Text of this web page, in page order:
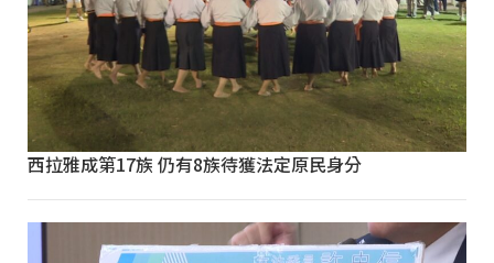
西拉雅成第17族 仍有8族待獲法定原民身分